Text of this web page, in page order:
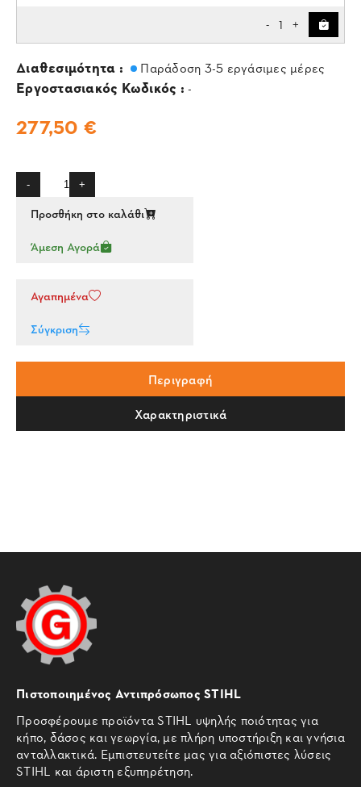
- 1 +
Διαθεσιμότητα : Παράδοση 3-5 εργάσιμες μέρες
Εργοστασιακός Κωδικός : -
277,50 €
- +
Προσθήκη στο καλάθι
Άμεση Αγορά
Αγαπημένα
Σύγκριση
Περιγραφή
Χαρακτηριστικά
Πιστοποιημένος Αντιπρόσωπος STIHL
Προσφέρουμε προϊόντα STIHL υψηλής ποιότητας για
κήπο, δάσος και γεωργία, με πλήρη υποστήριξη και γνήσια
ανταλλακτικά. Εμπιστευτείτε μας για αξιόπιστες λύσεις
STIHL και άριστη εξυπηρέτηση.